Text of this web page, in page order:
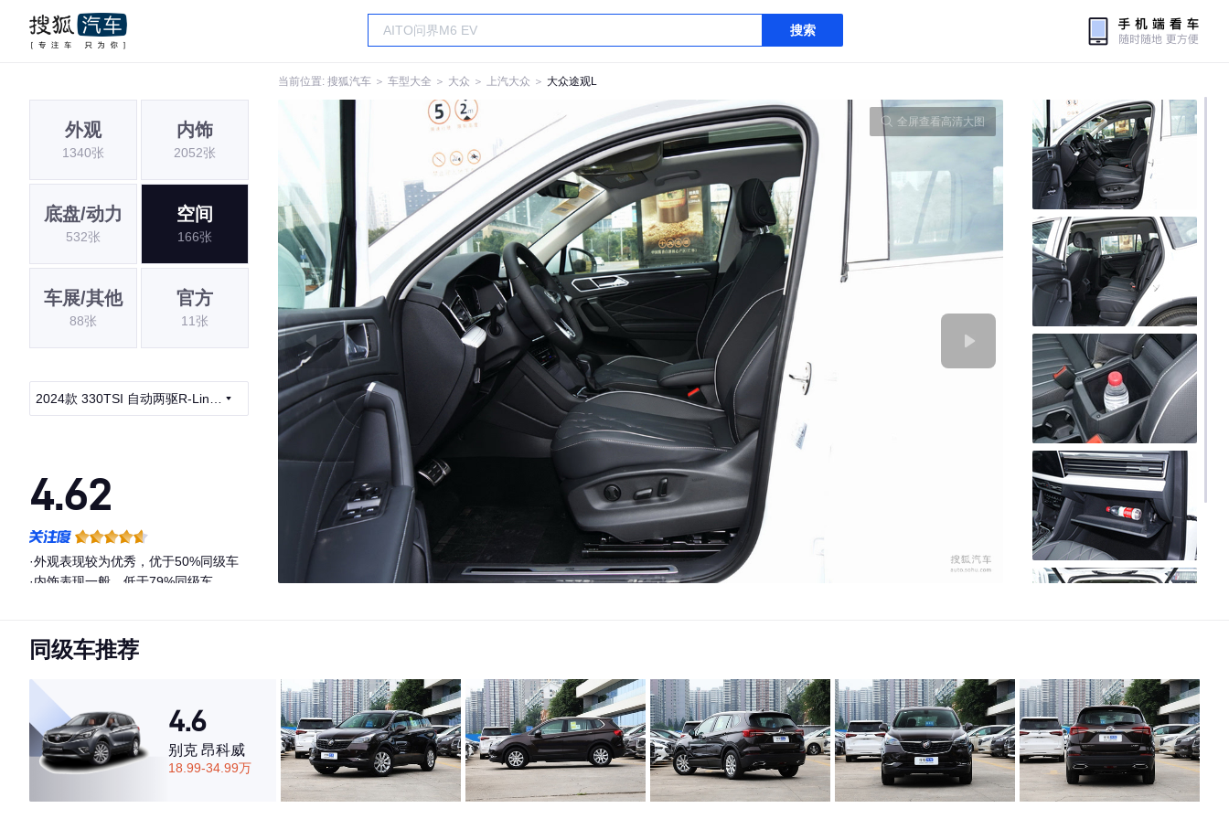
搜索
当前位置: 搜狐汽车 ＞ 车型大全 ＞ 大众 ＞ 上汽大众 ＞ 大众途观L
外观
1340张
内饰
2052张
底盘/动力
532张
空间
166张
车展/其他
88张
官方
11张
2024款 330TSI 自动两驱R-Line
4.62
·外观表现较为优秀，优于50%同级车
·内饰表现一般，低于79%同级车
全屏查看高清大图
同级车推荐
4.6
别克 昂科威
18.99-34.99万